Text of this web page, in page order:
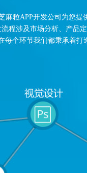
麻粒APP开发公司为您提
程涉及市场分析、产品
每个环节我们都秉承着打